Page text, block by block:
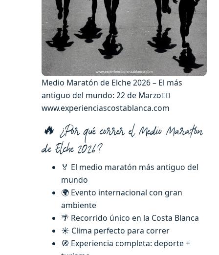
Medio Maratón de Elche 2026 – El más
antiguo del mundo: 22 de Marzo🏃‍♀️
www.experienciascostablanca.com
🔥 ¿Por qué correr el Medio Maratón
de Elche 2026?
🏅 El medio maratón más antiguo del
mundo
🌍 Evento internacional con gran
ambiente
🌴 Recorrido único en la Costa Blanca
☀️ Clima perfecto para correr
🧭 Experiencia completa: deporte +